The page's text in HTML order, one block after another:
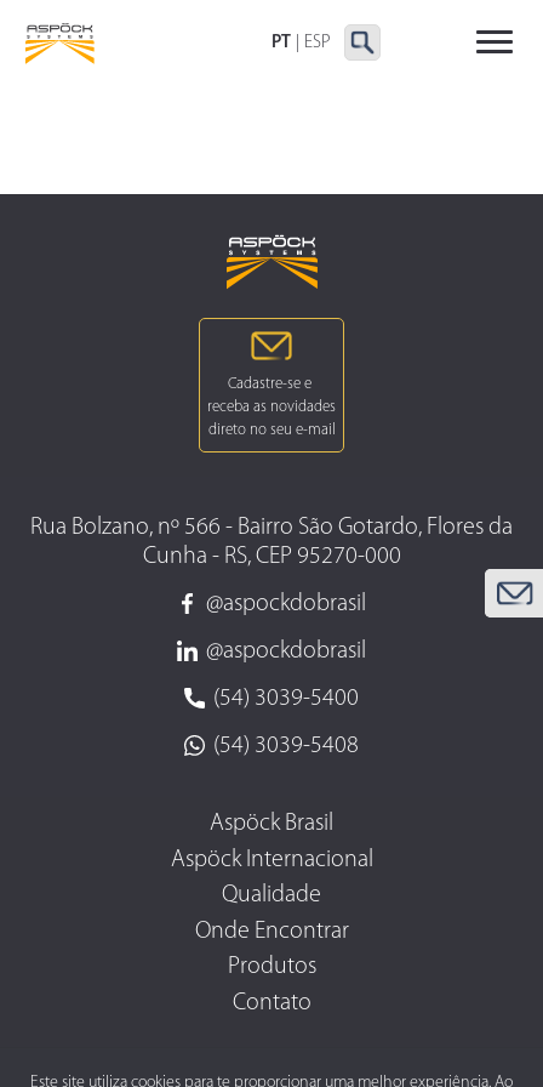
PT ESP
DELIMITADORAS E
LATERAIS
Este site utiliza cookies para te proporcionar uma melhor experiência. Ao
Rua Bolzano, nº 566 - Bairro São Gotardo, Flores da
Cunha - RS, CEP 95270-000
@aspockdobrasil
@aspockdobrasil
(54) 3039-5400
(54) 3039-5408
Aspöck Brasil
Aspöck Internacional
Qualidade
Onde Encontrar
Produtos
Contato